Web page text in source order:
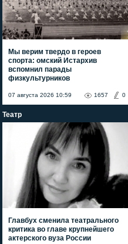
Мы верим твердо в героев
спорта: омский Истархив
вспомнил парады
физкультурников
07 августа 2026 10:59 0
1657
Театр
Главбух сменила театрального
критика во главе крупнейшего
актерского вуза России